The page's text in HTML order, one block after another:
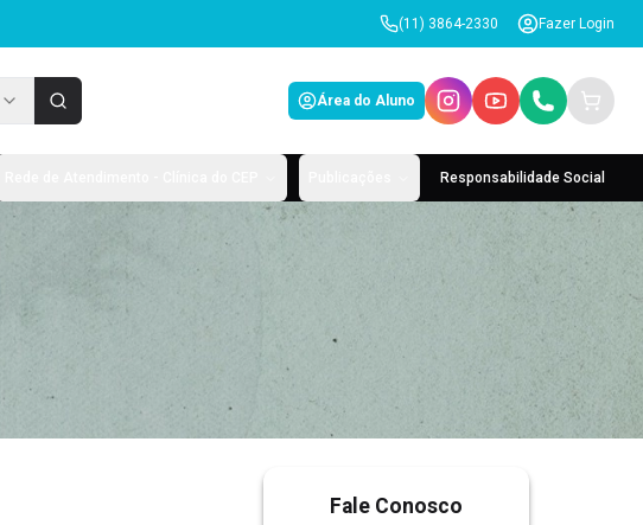
(11) 3864-2330 Fazer Login
Área do Aluno
Responsabilidade Social
Fale Conosco